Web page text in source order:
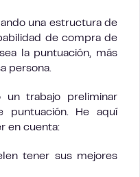
una estructura de
de compra de
la puntuación, más
persona.
un trabajo preliminar
puntuación. He aquí
en cuenta:
tener sus mejores